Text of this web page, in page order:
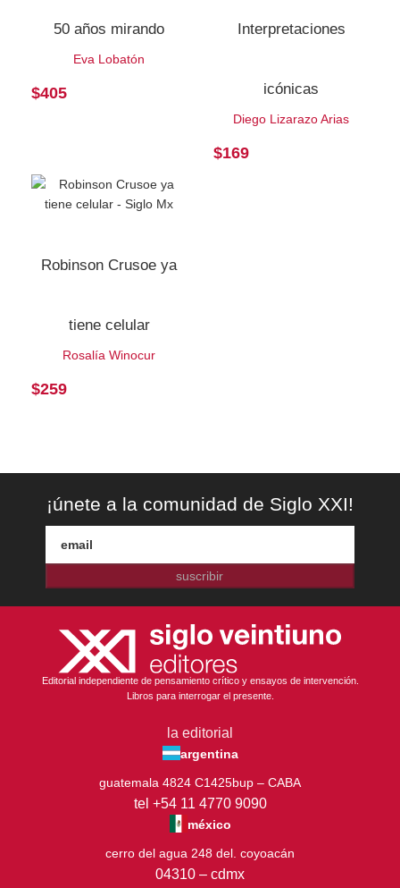
50 años mirando
Eva Lobatón
$405
Interpretaciones
icónicas
Diego Lizarazo Arias
$169
Robinson Crusoe ya
tiene celular
Rosalía Winocur
$259
¡únete a la comunidad de Siglo XXI!
suscribir
Editorial independiente de pensamiento crítico y ensayos de intervención.
Libros para interrogar el presente.
la editorial
argentina
guatemala 4824 C1425bup – CABA
tel +54 11 4770 9090
méxico
cerro del agua 248 del. coyoacán
04310 – cdmx